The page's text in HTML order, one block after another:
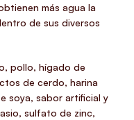
más agua la
de sus diversos
pollo, hígado de
de cerdo, harina
soya, sabor artificial y
sulfato de zinc,